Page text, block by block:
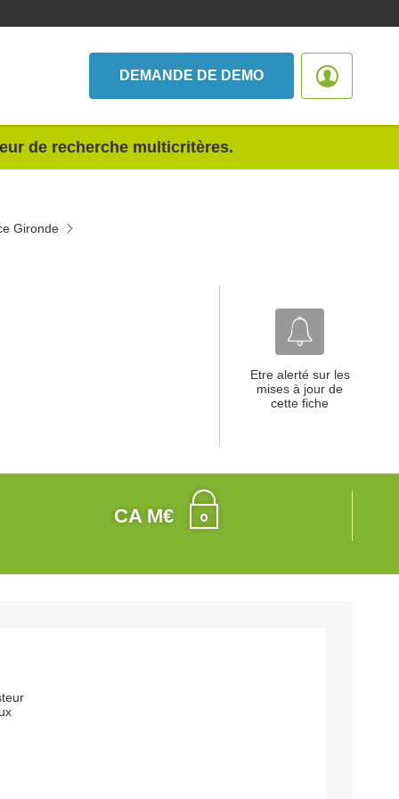
DEMANDE DE DEMO
de recherche multicritères.
Gironde
Etre alerté sur les
mises à jour de
cette fiche
CA M€